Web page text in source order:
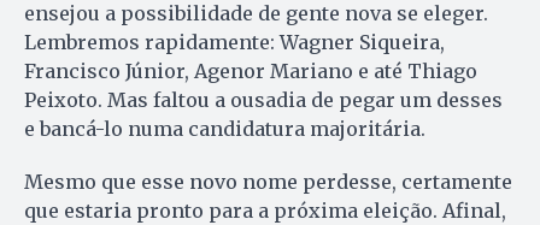
ensejou a possibilidade de gente nova se eleger.
Lembremos rapidamente: Wagner Siqueira,
Francisco Jú­nior, Agenor Mariano e até Thia­go
Peixoto. Mas faltou a ousadia de pegar um desses
e bancá-lo numa candidatura majoritária.
Mesmo que esse novo nome perdesse, certamente
que estaria pronto para a próxima eleição. Afinal,